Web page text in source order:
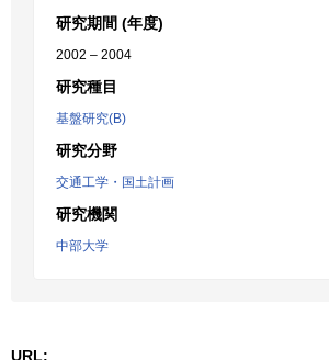
研究期間 (年度)
2002 – 2004
研究種目
基盤研究(B)
研究分野
交通工学・国土計画
研究機関
中部大学
URL: